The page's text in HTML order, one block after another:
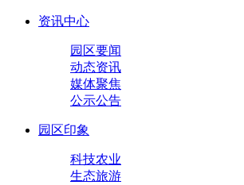
资讯中心
园区要闻
动态资讯
媒体聚焦
公示公告
园区印象
科技农业
生态旅游